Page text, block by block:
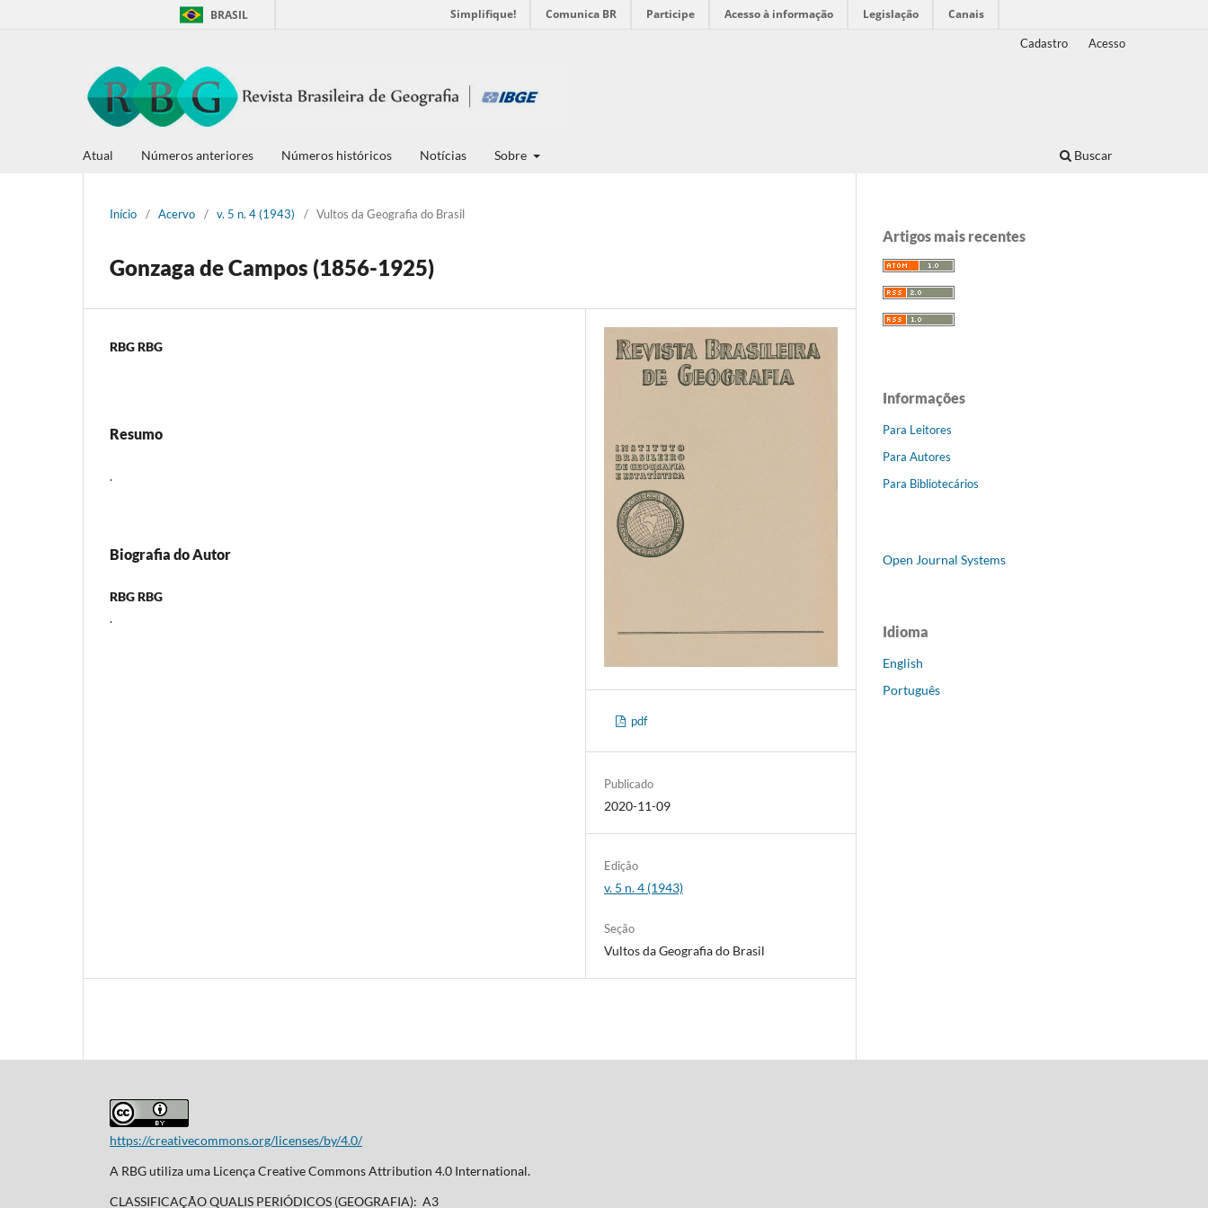
BRASIL Simplifique! Comunica BR Participe Acesso à informação Legislação Canais
Atual Números anteriores Números históricos Notícias Sobre Buscar
Cadastro Acesso
Início / Acervo / v. 5 n. 4 (1943) / Vultos da Geografia do Brasil
Gonzaga de Campos (1856-1925)
RBG RBG
Resumo
.
Biografia do Autor
RBG RBG
.
pdf
Publicado
2020-11-09
Edição
v. 5 n. 4 (1943)
Seção
Vultos da Geografia do Brasil
Artigos mais recentes
Informações
Para Leitores
Para Autores
Para Bibliotecários
Open Journal Systems
Idioma
English
Português
https://creativecommons.org/licenses/by/4.0/
A RBG utiliza uma Licença Creative Commons Attribution 4.0 International.
CLASSIFICAÇÃO QUALIS PERIÓDICOS (GEOGRAFIA): A3